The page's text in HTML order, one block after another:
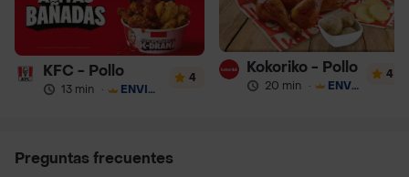
KFC - Pollo
13 min · ENVÍO GRATIS
4
Kokoriko - Pollo
20 min · ENVÍO GRATIS
4
Preguntas frecuentes